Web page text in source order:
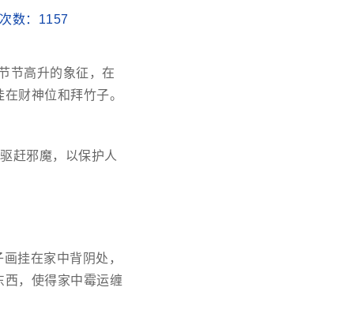
数： 1157
节高升的象征，在
财神位和拜竹子。
赶邪魔，以保护人
挂在家中背阴处，
，使得家中霉运缠